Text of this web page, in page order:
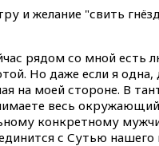
и желание "свить
рядом со мной есть
Но даже если я одна,
на моей стороне. В
весь
конкретному
с Сутью